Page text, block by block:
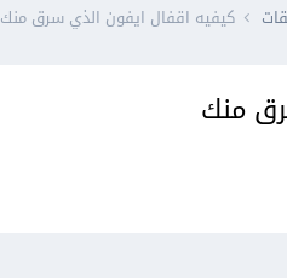
كيفيه اقفال ايفون الذي سرق منك
منك